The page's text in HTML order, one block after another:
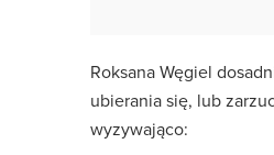
Roksana Węgiel
ubierania się, lub
wyzywająco: